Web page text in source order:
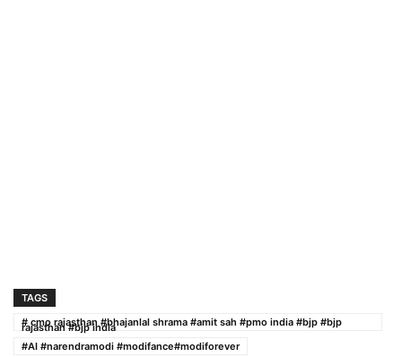
TAGS
# cmo rajasthan #bhajanlal shrama #amit sah #pmo india #bjp #bjp
rajasthan #bjp india
#AI #narendramodi #modifance#modiforever